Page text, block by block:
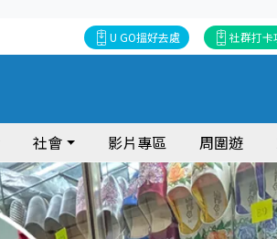
社群打卡
U GO搵好去處
社會 影片專區 周圍遊